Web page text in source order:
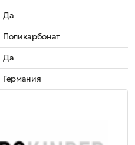
Да
Поликарбонат
Да
Германия